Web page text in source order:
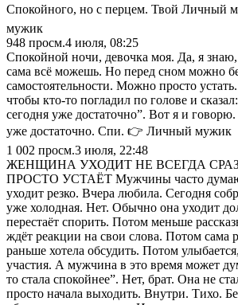
Спокойного, но с перцем. Твой Личный
мужик
948 просм.4 июля, 08:25
Спокойной ночи, девочка моя. Да, я знаю,
сама всё можешь. Но перед сном можно
самостоятельности. Можно просто
чтобы кто-то погладил по голове и
сегодня уже достаточно”. Вот я и
уже достаточно. Спи. 👉 Личный мужик
1 002 просм.3 июля, 22:48
ЖЕНЩИНА УХОДИТ НЕ ВСЕГДА
ПРОСТО УСТАЁТ Мужчины часто
уходит резко. Вчера любила. Сегодня
уже холодная. Нет. Обычно она уходит
перестаёт спорить. Потом меньше
ждёт реакции на свои слова. Потом сама
раньше хотела обсудить. Потом
участия. А мужчина в это время может
то стала спокойнее”. Нет, брат. Она не
просто начала выходить. Внутри. Тихо.